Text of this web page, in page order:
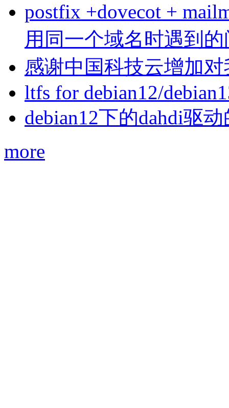
postfix +dovecot +
用同一个域名时遇到
感谢中国科技云增加
ltfs for debian12/
debian12下的dahdi驱动
more